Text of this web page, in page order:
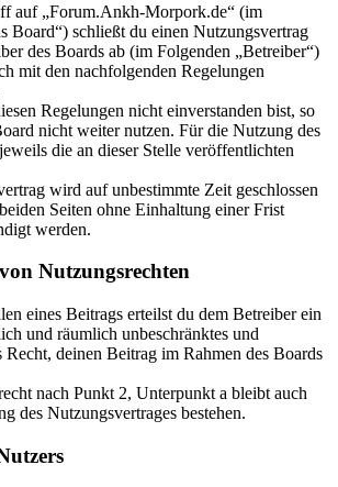
auf „Forum.Ankh-Morpork.de“ (im
Board“) schließt du einen Nutzungsvertrag
des Boards ab (im Folgenden „Betreiber“)
mit den nachfolgenden Regelungen
Regelungen nicht einverstanden bist, so
nicht weiter nutzen. Für die Nutzung des
die an dieser Stelle veröffentlichten
wird auf unbestimmte Zeit geschlossen
Seiten ohne Einhaltung einer Frist
werden.
Nutzungsrechten
eines Beitrags erteilst du dem Betreiber ein
und räumlich unbeschränktes und
Recht, deinen Beitrag im Rahmen des Boards
nach Punkt 2, Unterpunkt a bleibt auch
des Nutzungsvertrages bestehen.